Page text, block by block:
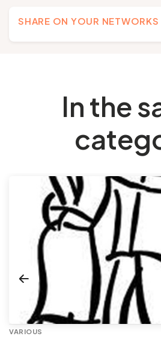
SHARE ON YOUR NETWORKS
In the
VARIOUS